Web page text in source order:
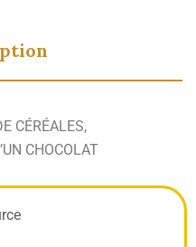
CÉRÉALES,
CHOCOLAT